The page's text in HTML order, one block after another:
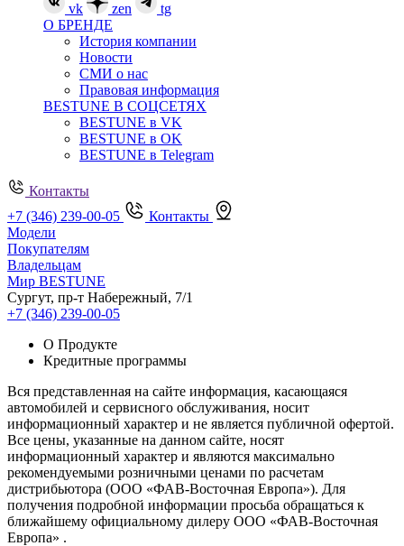
vk
zen
tg
О БРЕНДЕ
История компании
Новости
СМИ о нас
Правовая информация
BESTUNE В СОЦСЕТЯХ
BESTUNE в VK
BESTUNE в OK
BESTUNE в Telegram
Контакты
+7 (346) 239-00-05
Контакты
Модели
Покупателям
Владельцам
Мир BESTUNE
Сургут, пр-т Набережный, 7/1
+7 (346) 239-00-05
О Продукте
Кредитные программы
Вся представленная на сайте информация, касающаяся
автомобилей и сервисного обслуживания, носит
информационный характер и не является публичной офертой.
Все цены, указанные на данном сайте, носят
информационный характер и являются максимально
рекомендуемыми розничными ценами по расчетам
дистрибьютора (ООО «ФАВ-Восточная Европа»). Для
получения подробной информации просьба обращаться к
ближайшему официальному дилеру ООО «ФАВ-Восточная
Европа» .